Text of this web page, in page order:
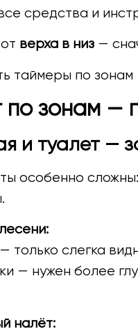
средства и
верха в низ —
таймеры по
по зонам —
и туалет —
особенно сложны:
только слегка
— нужен более
налёт: